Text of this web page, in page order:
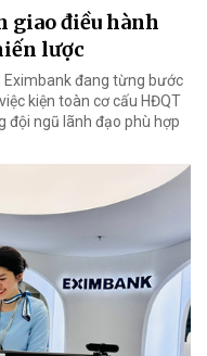
giao điều hành
lược
Eximbank đang từng bước
kiện toàn cơ cấu HĐQT
đội ngũ lãnh đạo phù hợp